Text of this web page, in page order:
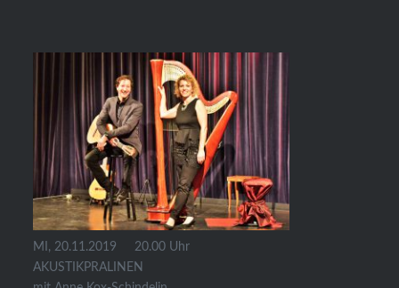
MI, 20.11.2019 20.00 Uhr
AKUSTIKPRALINEN